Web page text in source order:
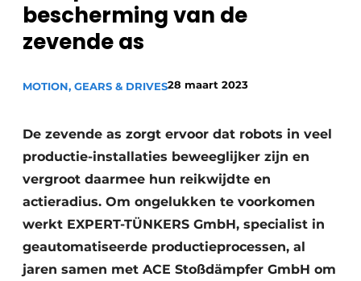
Privacy / Cookie statement
Vacature aanmelden
Video’s
bescherming van de
zevende as
MOTION, GEARS & DRIVES28 maart 2023
De zevende as zorgt ervoor dat robots in veel
productie-installaties beweeglijker zijn en
vergroot daarmee hun reikwijdte en
actieradius. Om ongelukken te voorkomen
werkt EXPERT-TÜNKERS GmbH, specialist in
geautomatiseerde productieprocessen, al
jaren samen met ACE Stoßdämpfer GmbH om